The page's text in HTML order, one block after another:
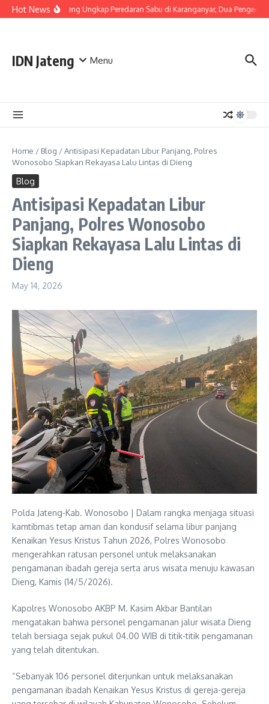
Skip to content
Hot NewsPolda Jateng Ungkap Peredaran Sabu di Karanganyar, Dua Pengedar
IDN Jateng Menu
Home / Blog /Antisipasi Kepadatan Libur Panjang, Polres
Wonosobo Siapkan Rekayasa Lalu Lintas di Dieng
Blog
Antisipasi Kepadatan Libur
Panjang, Polres Wonosobo
Siapkan Rekayasa Lalu Lintas di
Dieng
May 14, 2026
Polda Jateng-Kab. Wonosobo | Dalam rangka menjaga situasi
kamtibmas tetap aman dan kondusif selama libur panjang
Kenaikan Yesus Kristus Tahun 2026, Polres Wonosobo
mengerahkan ratusan personel untuk melaksanakan
pengamanan ibadah gereja serta arus wisata menuju kawasan
Dieng, Kamis (14/5/2026).
Kapolres Wonosobo AKBP M. Kasim Akbar Bantilan
mengatakan bahwa personel pengamanan jalur wisata Dieng
telah bersiaga sejak pukul 04.00 WIB di titik-titik pengamanan
yang telah ditentukan.
“Sebanyak 106 personel diterjunkan untuk melaksanakan
pengamanan ibadah Kenaikan Yesus Kristus di gereja-gereja